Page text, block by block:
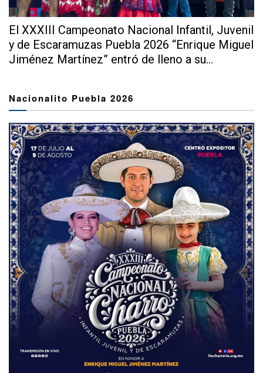
El XXXIII Campeonato Nacional Infantil, Juvenil
y de Escaramuzas Puebla 2026 “Enrique Miguel
Jiménez Martínez” entró de lleno a su...
Nacionalito Puebla 2026